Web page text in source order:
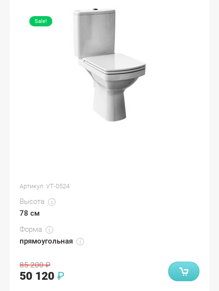
Sale!
Артикул: УТ-0524
Высота
78 см
Форма
прямоугольная
85 200 ₽
50 120 ₽